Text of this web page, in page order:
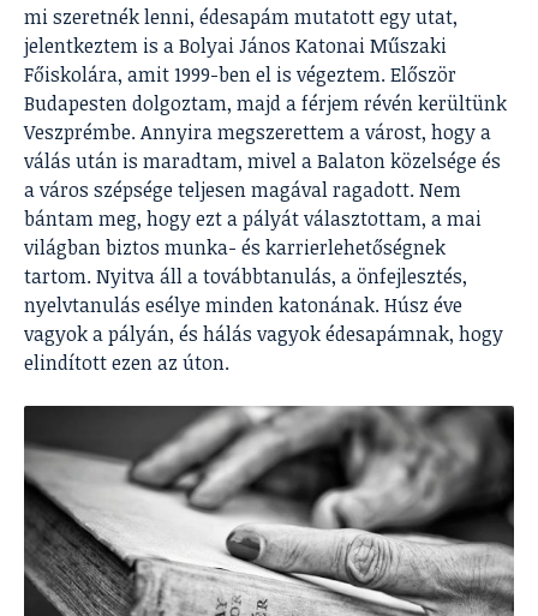
mi szeretnék lenni, édesapám mutatott egy utat,
jelentkeztem is a Bolyai János Katonai Műszaki
Főiskolára, amit 1999-ben el is végeztem. Először
Budapesten dolgoztam, majd a férjem révén kerültünk
Veszprémbe. Annyira megszerettem a várost, hogy a
válás után is maradtam, mivel a Balaton közelsége és
a város szépsége teljesen magával ragadott. Nem
bántam meg, hogy ezt a pályát választottam, a mai
világban biztos munka- és karrierlehetőségnek
tartom. Nyitva áll a továbbtanulás, a önfejlesztés,
nyelvtanulás esélye minden katonának. Húsz éve
vagyok a pályán, és hálás vagyok édesapámnak, hogy
elindított ezen az úton.